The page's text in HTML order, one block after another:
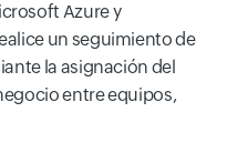
Azure y
un seguimiento de
la asignación del
entre equipos,